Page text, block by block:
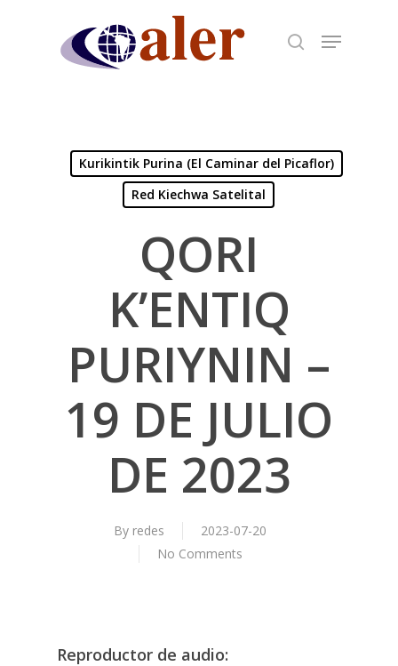
Kurikintik Purina (El Caminar del Picaflor)
Red Kiechwa Satelital
QORI
K’ENTIQ
PURIYNIN –
19 DE JULIO
DE 2023
By redes
2023-07-20
No Comments
Reproductor de audio: